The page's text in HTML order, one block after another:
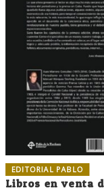
EDITORIAL PABLO
Libros en venta